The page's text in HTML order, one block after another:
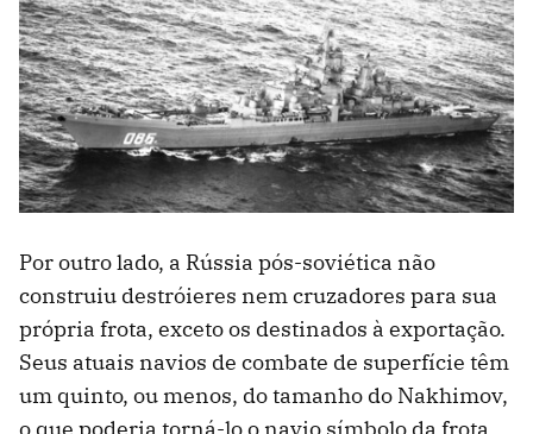
Por outro lado, a Rússia pós-soviética não
construiu destróieres nem cruzadores para sua
própria frota, exceto os destinados à exportação.
Seus atuais navios de combate de superfície têm
um quinto, ou menos, do tamanho do Nakhimov,